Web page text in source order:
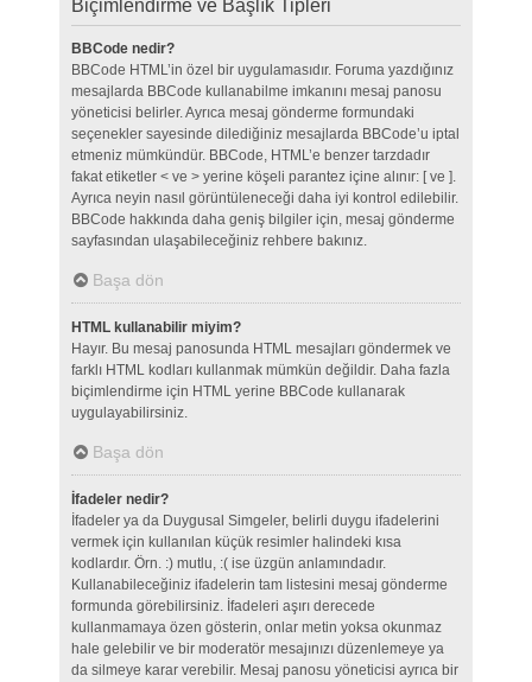
Biçimlendirme ve Başlık Tipleri
BBCode nedir?
BBCode HTML’in özel bir uygulamasıdır. Foruma yazdığınız
mesajlarda BBCode kullanabilme imkanını mesaj panosu
yöneticisi belirler. Ayrıca mesaj gönderme formundaki
seçenekler sayesinde dilediğiniz mesajlarda BBCode’u iptal
etmeniz mümkündür. BBCode, HTML’e benzer tarzdadır
fakat etiketler < ve > yerine köşeli parantez içine alınır: [ ve ].
Ayrıca neyin nasıl görüntüleneceği daha iyi kontrol edilebilir.
BBCode hakkında daha geniş bilgiler için, mesaj gönderme
sayfasından ulaşabileceğiniz rehbere bakınız.
Başa dön
HTML kullanabilir miyim?
Hayır. Bu mesaj panosunda HTML mesajları göndermek ve
farklı HTML kodları kullanmak mümkün değildir. Daha fazla
biçimlendirme için HTML yerine BBCode kullanarak
uygulayabilirsiniz.
Başa dön
İfadeler nedir?
İfadeler ya da Duygusal Simgeler, belirli duygu ifadelerini
vermek için kullanılan küçük resimler halindeki kısa
kodlardır. Örn. :) mutlu, :( ise üzgün anlamındadır.
Kullanabileceğiniz ifadelerin tam listesini mesaj gönderme
formunda görebilirsiniz. İfadeleri aşırı derecede
kullanmamaya özen gösterin, onlar metin yoksa okunmaz
hale gelebilir ve bir moderatör mesajınızı düzenlemeye ya
da silmeye karar verebilir. Mesaj panosu yöneticisi ayrıca bir